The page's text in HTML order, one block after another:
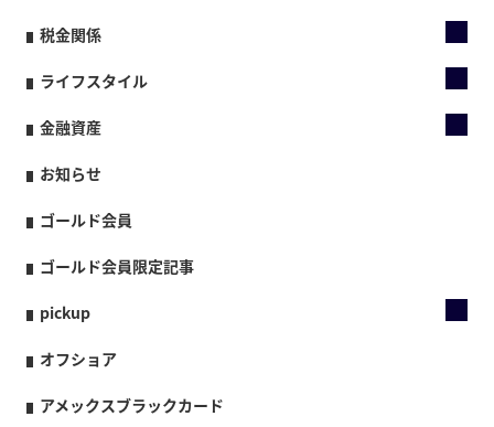
税金関係
ライフスタイル
金融資産
お知らせ
ゴールド会員
ゴールド会員限定記事
pickup
オフショア
アメックスブラックカード